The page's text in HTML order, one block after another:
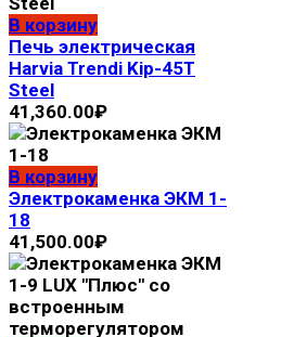
В корзину
Печь электрическая
Harvia Trendi Kip-45T
Steel
41,360.00₽
В корзину
Электрокаменка ЭКМ 1-
18
41,500.00₽